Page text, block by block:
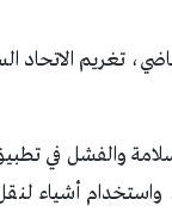
والفشل في تطبيق
واستخدام أشياء